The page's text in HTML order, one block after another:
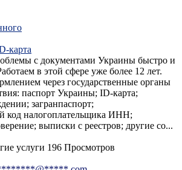
карта
с документами Украины быстро и
в этой сфере уже более 12 лет.
через государственные органы
паспорт Украины; ID-карта;
загранпаспорт;
код налогоплательщика ИНН;
выписки с реестров; другие со...
услуги 196 Просмотров